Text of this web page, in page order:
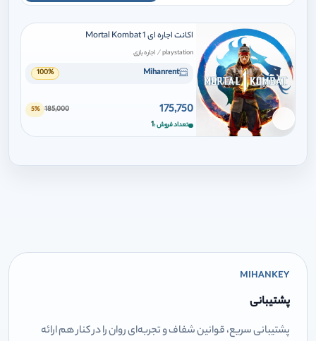
برای افزودن وارد شوید
اکانت اجاره ای Mortal Kombat 1
playstation
/ اجاره بازی
Mihanrent
100%
175,750
185,000
5%
تعداد فروش 1
MIHANKEY
پشتیبانی
پشتیبانی سریع، قوانین شفاف و تجربه‌ای روان را در کنار هم ارائه